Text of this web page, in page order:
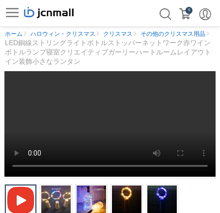
0
ホーム ハロウィン・クリスマス クリスマス その他のクリスマス用品
LED銅線ストリングライトボトルストッパーネットワーク赤ワイン
ボトルランプ寝室クリエイティブガーリーハートルームレイアウト
イン装飾小さなランタン